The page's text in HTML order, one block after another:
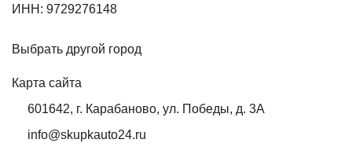
ИНН: 9729276148
Выбрать другой город
Карта сайта
601642, г. Карабаново, ул. Победы, д. 3А
info@skupkauto24.ru